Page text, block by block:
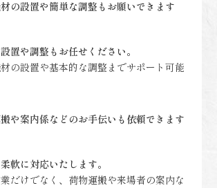
の設置や簡単な調整もお願いできます
置や調整もお任せください。
の設置や基本的な調整までサポート可能
や案内係などのお手伝いも依頼できます
軟に対応いたします。
だけでなく、荷物運搬や来場者の案内な